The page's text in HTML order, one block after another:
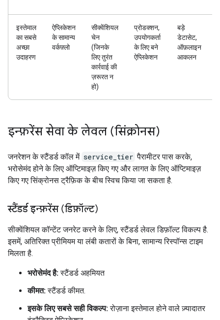
इस्तेमाल
का सबसे
अच्छा
उदाहरण
ऐप्लिकेशन
के सामान्य
वर्कफ़्लो
सीक्वेंशियल
चेन
(जिनके
लिए तुरंत
कार्रवाई की
ज़रूरत न
हो)
प्रोडक्शन,
उपयोगकर्ता
के लिए बने
ऐप्लिकेशन
बड़े
डेटासेट,
ऑफ़लाइन
आकलन
इन्फ़रेंस सेवा के लेवल (सिंक्रोनस)
जनरेशन के स्टैंडर्ड कॉल में service_tier पैरामीटर पास करके,
भरोसेमंद होने के लिए ऑप्टिमाइज़ किए गए और लागत के लिए ऑप्टिमाइज़
किए गए सिंक्रोनस ट्रैफ़िक के बीच स्विच किया जा सकता है.
स्टैंडर्ड इन्फ़रेंस (डिफ़ॉल्ट)
सीक्वेंशियल कॉन्टेंट जनरेट करने के लिए, स्टैंडर्ड लेवल डिफ़ॉल्ट विकल्प है.
इसमें, अतिरिक्त प्रीमियम या लंबी कतारों के बिना, सामान्य रिस्पॉन्स टाइम
मिलता है.
भरोसेमंद है:स्टैंडर्ड अहमियत
कीमत:स्टैंडर्ड कीमत.
इसके लिए सबसे सही विकल्प:रोज़ाना इस्तेमाल होने वाले ज़्यादातर